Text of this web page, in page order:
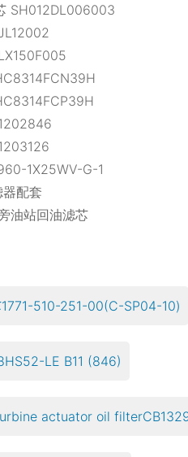
SH012DL006003
1X25WV-G-1
配套
油站回油滤芯
510-251-00(C-SP04-10)
LE B11 (846)
actuator oil